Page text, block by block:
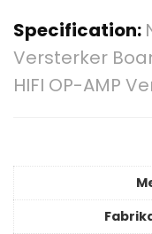
Specification:
Versterker
HIFI OP-AMP